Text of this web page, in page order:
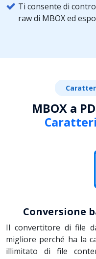
Ti consente di
raw di MBOX ed
MBOX a
Conversione
Il convertitore di file
migliore perché ha la
illimitato di file